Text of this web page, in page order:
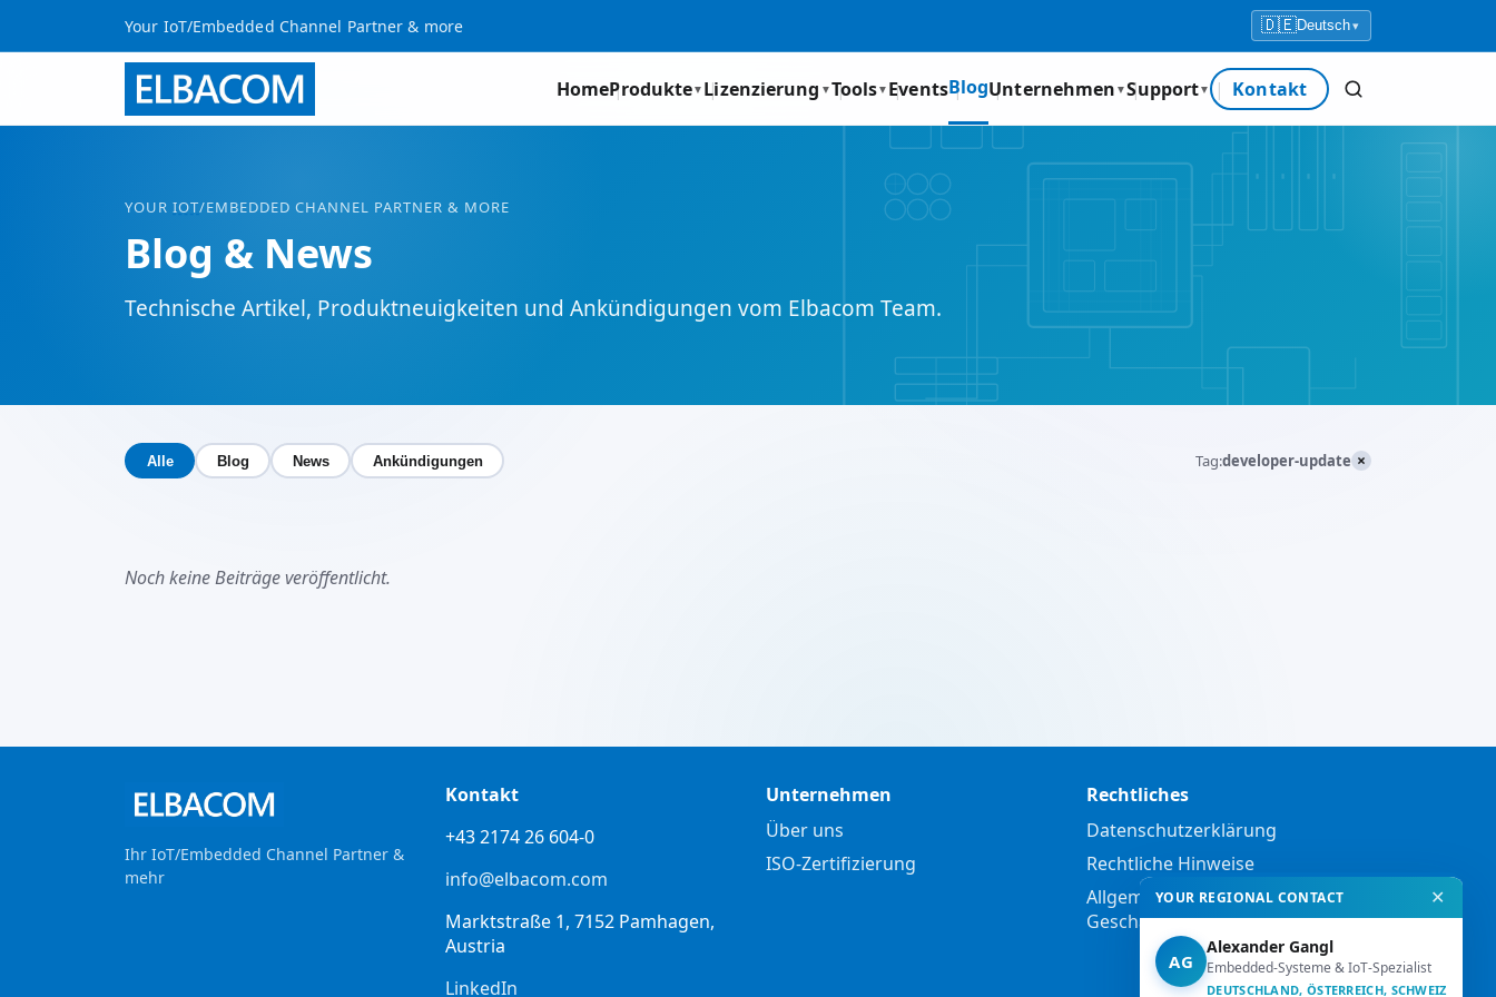
Your IoT/Embedded Channel Partner & more 🇩🇪Deutsch▾
HomeProdukte▼ Lizenzierung ▼Tools▼ EventsBlogUnternehmen ▼Support▼ Kontakt
YOUR IOT/EMBEDDED CHANNEL PARTNER & MORE
Blog & News
Technische Artikel, Produktneuigkeiten und Ankündigungen vom Elbacom Team.
Alle Blog News Ankündigungen Tag:developer-update ×
Noch keine Beiträge veröffentlicht.
Ihr IoT/Embedded Channel Partner &
mehr
Kontakt
+43 2174 26 604-0
info@elbacom.com
Marktstraße 1, 7152 Pamhagen,
Austria
LinkedIn
Unternehmen
Über uns
ISO-Zertifizierung
Rechtliches
Datenschutzerklärung
Rechtliche Hinweise
Allgemeine
Geschäftsbedingungen
YOUR REGIONAL CONTACT ✕
AG
Alexander Gangl
Embedded-Systeme & IoT-Spezialist
DEUTSCHLAND, ÖSTERREICH, SCHWEIZ